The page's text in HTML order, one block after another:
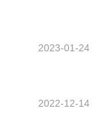
2023-01-24
2022-12-14